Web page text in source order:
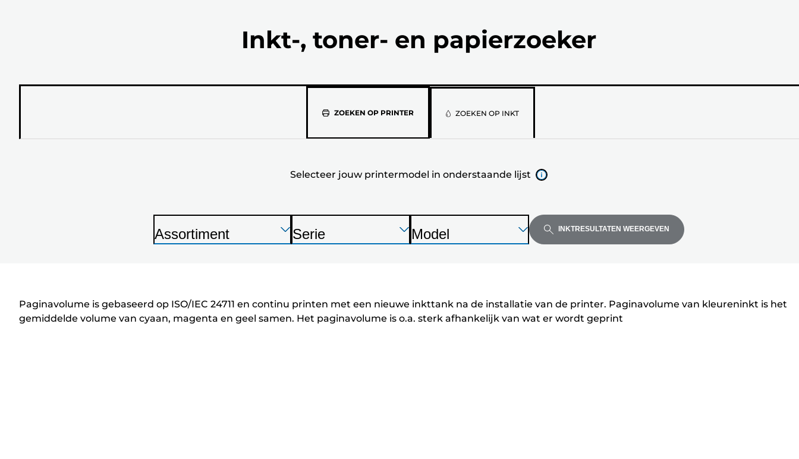
Inkt-, toner- en papierzoeker
ZOEKEN OP PRINTER
Selecteer
jouw
printermodel
onderstaande
lijst
ZOEKEN OP INKT
Selecteer jouw printermodel in onderstaande lijst
Druk
op
te
vouwen
P
n
t
Assortiment
Druk
op
te
vouwen
P
n
t
Serie
Druk
op
te
vouwen
P
n
t
Model INKTRESULTATEN WEERGEVEN
Paginavolume is gebaseerd op ISO/IEC 24711 en continu printen met een nieuwe inkttank na de installatie van de printer. Paginavolume van kleureninkt is het
gemiddelde volume van cyaan, magenta en geel samen. Het paginavolume is o.a. sterk afhankelijk van wat er wordt geprint